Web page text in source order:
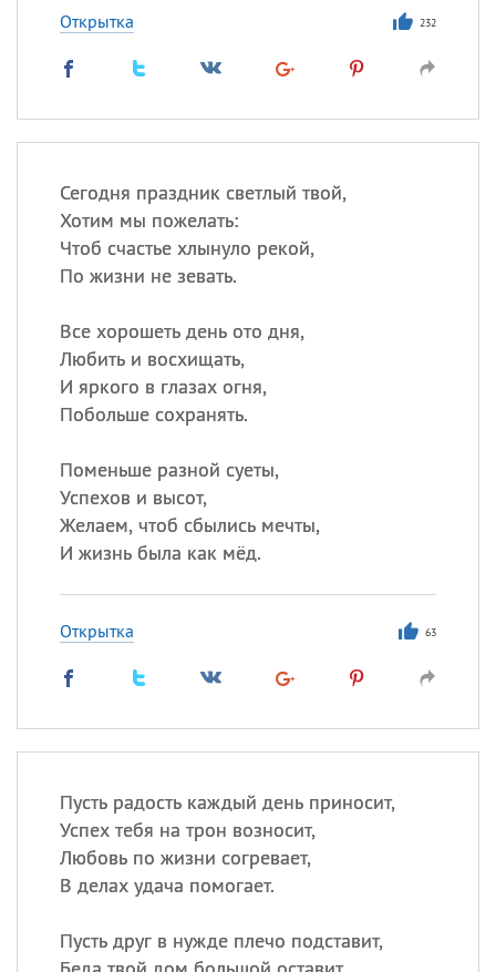
Открытка 232
Сегодня праздник светлый твой,
Хотим мы пожелать:
Чтоб счастье хлынуло рекой,
По жизни не зевать.
Все хорошеть день ото дня,
Любить и восхищать,
И яркого в глазах огня,
Побольше сохранять.
Поменьше разной суеты,
Успехов и высот,
Желаем, чтоб сбылись мечты,
И жизнь была как мёд.
Открытка 63
Пусть радость каждый день приносит,
Успех тебя на трон возносит,
Любовь по жизни согревает,
В делах удача помогает.
Пусть друг в нужде плечо подставит,